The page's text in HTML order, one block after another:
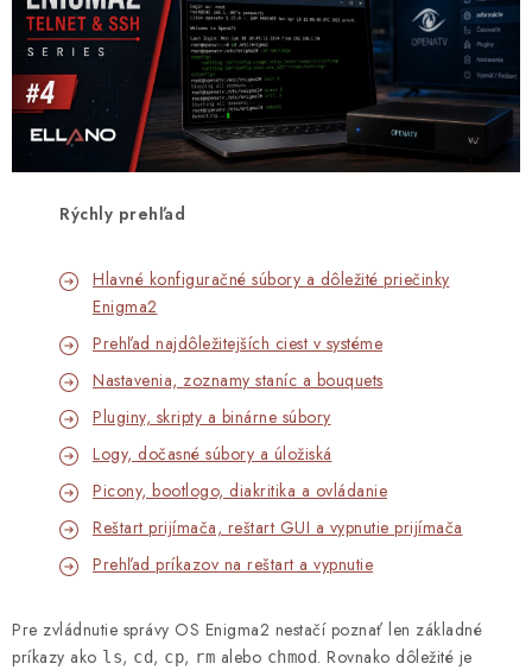
Rýchly prehľad
Hlavné konfiguračné súbory a dôležité priečinky
Enigma2
Prehľad najdôležitejších ciest v systéme
Nastavenia, zoznamy staníc a bouquets
Pluginy, skripty a binárne súbory
Logy, dočasné súbory a úložiská
Picony, bootlogo, diakritika a ovládanie
Reštart prijímača, reštart GUI a vypnutie prijímača
Prehľad príkazov na reštart a vypnutie
Pre zvládnutie správy OS Enigma2 nestačí poznať len základné
príkazy ako ls, cd, cp, rm alebo chmod. Rovnako dôležité je